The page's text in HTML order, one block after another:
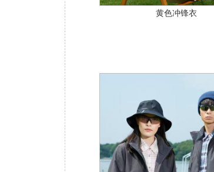
黄色冲锋衣